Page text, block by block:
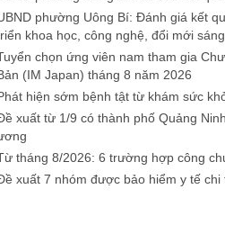
phường Uông Bí: Đánh giá kết
khoa học, công nghệ, đổi mới
chọn ứng viên nam tham gia
(IM Japan) tháng 8 năm 2026
hiện sớm bệnh tật từ khám sức
xuất từ 1/9 có thành phố Quảng
tháng 8/2026: 6 trường hợp công
xuất 7 nhóm được bảo hiểm y tế chi